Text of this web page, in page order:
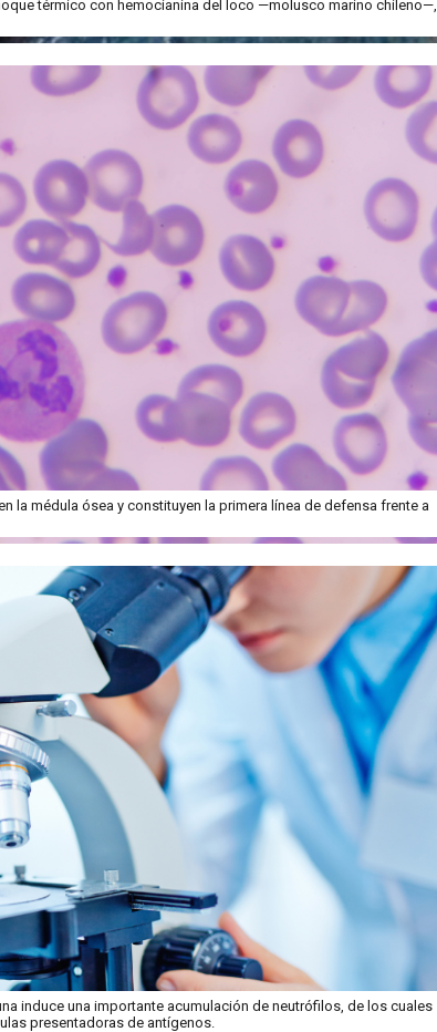
térmico con hemocianina del loco —molusco marino chileno—,
la médula ósea y constituyen la primera línea de defensa frente a
induce una importante acumulación de neutrófilos, de los cuales
presentadoras de antígenos.